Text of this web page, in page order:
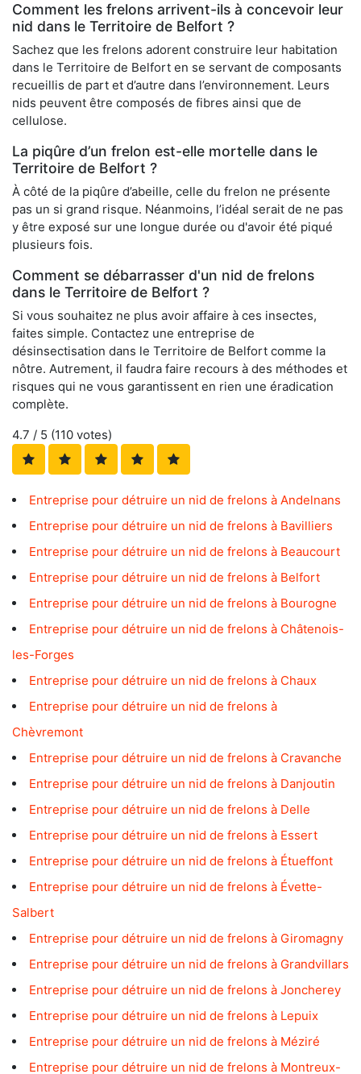
Comment les frelons arrivent-ils à concevoir leur
nid dans le Territoire de Belfort ?
Sachez que les frelons adorent construire leur habitation
dans le Territoire de Belfort en se servant de composants
recueillis de part et d’autre dans l’environnement. Leurs
nids peuvent être composés de fibres ainsi que de
cellulose.
La piqûre d’un frelon est-elle mortelle dans le
Territoire de Belfort ?
À côté de la piqûre d’abeille, celle du frelon ne présente
pas un si grand risque. Néanmoins, l’idéal serait de ne pas
y être exposé sur une longue durée ou d'avoir été piqué
plusieurs fois.
Comment se débarrasser d'un nid de frelons
dans le Territoire de Belfort ?
Si vous souhaitez ne plus avoir affaire à ces insectes,
faites simple. Contactez une entreprise de
désinsectisation dans le Territoire de Belfort comme la
nôtre. Autrement, il faudra faire recours à des méthodes et
risques qui ne vous garantissent en rien une éradication
complète.
4.7 / 5 (110 votes)
Entreprise pour détruire un nid de frelons à Andelnans
Entreprise pour détruire un nid de frelons à Bavilliers
Entreprise pour détruire un nid de frelons à Beaucourt
Entreprise pour détruire un nid de frelons à Belfort
Entreprise pour détruire un nid de frelons à Bourogne
Entreprise pour détruire un nid de frelons à Châtenois-
les-Forges
Entreprise pour détruire un nid de frelons à Chaux
Entreprise pour détruire un nid de frelons à
Chèvremont
Entreprise pour détruire un nid de frelons à Cravanche
Entreprise pour détruire un nid de frelons à Danjoutin
Entreprise pour détruire un nid de frelons à Delle
Entreprise pour détruire un nid de frelons à Essert
Entreprise pour détruire un nid de frelons à Étueffont
Entreprise pour détruire un nid de frelons à Évette-
Salbert
Entreprise pour détruire un nid de frelons à Giromagny
Entreprise pour détruire un nid de frelons à Grandvillars
Entreprise pour détruire un nid de frelons à Joncherey
Entreprise pour détruire un nid de frelons à Lepuix
Entreprise pour détruire un nid de frelons à Méziré
Entreprise pour détruire un nid de frelons à Montreux-